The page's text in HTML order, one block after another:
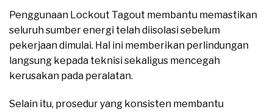
Penggunaan Lockout Tagout membantu memastikan
seluruh sumber energi telah diisolasi sebelum
pekerjaan dimulai. Hal ini memberikan perlindungan
langsung kepada teknisi sekaligus mencegah
kerusakan pada peralatan.
Selain itu, prosedur yang konsisten membantu